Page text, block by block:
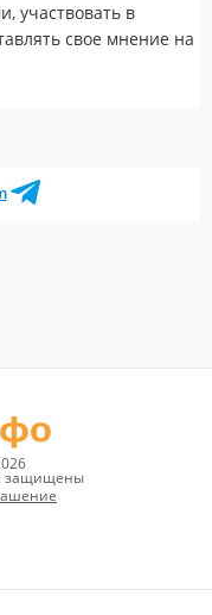
участвовать в
свое мнение на
защищены